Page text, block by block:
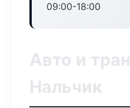
09:00-18:00
Авто и
Нальчик